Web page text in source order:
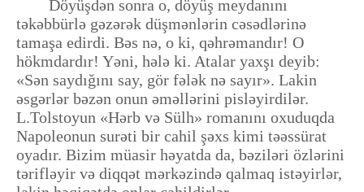
Döyüşdən sonra o, döyüş meydanını
təkəbbürlə gəzərək düşmənlərin cəsədlərinə
tamaşa edirdi. Bəs nə, o ki, qəhrəmandır! O
hökmdardır! Yəni, hələ ki. Atalar yaxşı deyib:
«Sən saydığını say, gör fələk nə sayır». Lakin
əsgərlər bəzən onun əməllərini pisləyirdilər.
L.Tolstoyun «Hərb və Sülh» romanını oxuduqda
Napoleonun surəti bir cahil şəxs kimi təəssürat
oyadır. Bizim müasir həyatda da, bəziləri özlərini
tərifləyir və diqqət mərkəzində qalmaq istəyirlər,